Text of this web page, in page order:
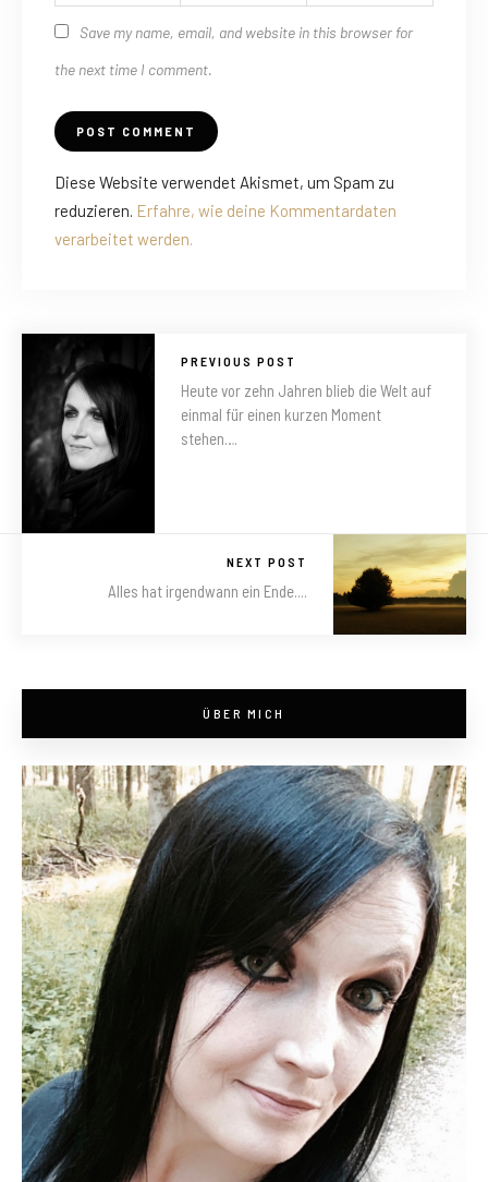
Save my name, email, and website in this browser for
the next time I comment.
Diese Website verwendet Akismet, um Spam zu
reduzieren. Erfahre, wie deine Kommentardaten
verarbeitet werden.
PREVIOUS POST
Heute vor zehn Jahren blieb die Welt auf
einmal für einen kurzen Moment
stehen….
NEXT POST
Alles hat irgendwann ein Ende....
ÜBER MICH